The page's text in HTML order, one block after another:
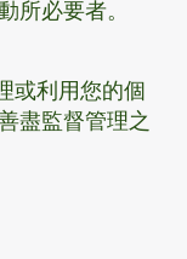
所必要者。
或利用您的個
盡監督管理之